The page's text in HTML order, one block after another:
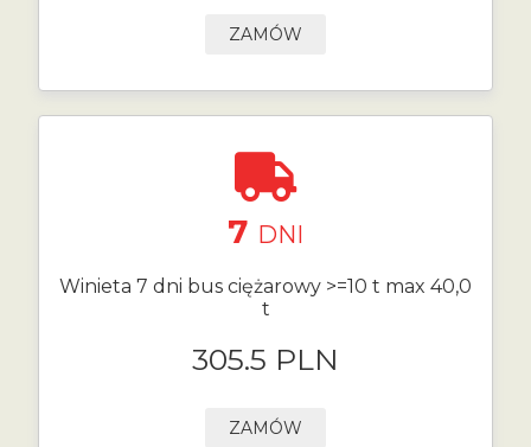
ZAMÓW
7 DNI
Winieta 7 dni bus ciężarowy >=10 t max 40,0
t
305.5 PLN
ZAMÓW